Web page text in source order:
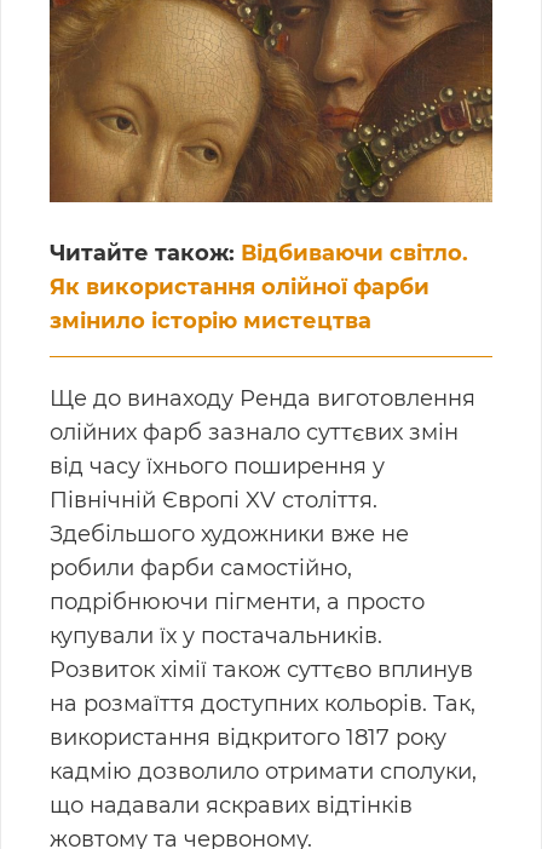
Читайте також: Відбиваючи світло.
Як використання олійної фарби
змінило історію мистецтва
Ще до винаходу Ренда виготовлення
олійних фарб зазнало суттєвих змін
від часу їхнього поширення у
Північній Європі XV століття.
Здебільшого художники вже не
робили фарби самостійно,
подрібнюючи пігменти, а просто
купували їх у постачальників.
Розвиток хімії також суттєво вплинув
на розмаїття доступних кольорів. Так,
використання відкритого 1817 року
кадмію дозволило отримати сполуки,
що надавали яскравих відтінків
жовтому та червоному.